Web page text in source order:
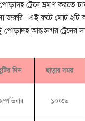
ট্রেনে ভ্রমণ করতে
জরুরি। এই রুটে মোট ২টি
পোড়াদহ আন্তঃনগর ট্রেনের
দিন ছাড়ায় সময়
১০ঃ৩৯